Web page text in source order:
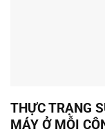
THỰC TRẠNG
MÁY Ở MỖI